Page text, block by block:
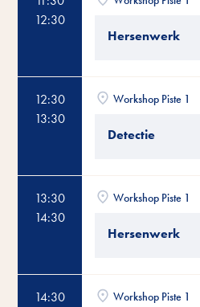
12:30
Hersenwerk
12:30
13:30
Workshop Piste 1
Detectie
13:30
14:30
Workshop Piste 1
Hersenwerk
14:30
Workshop Piste 1